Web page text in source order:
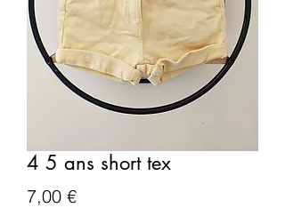
4 5 ans short tex
7,00 €Prezzo